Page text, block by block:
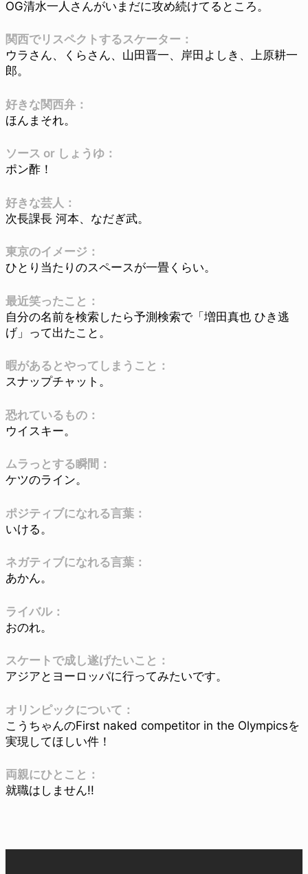
OG清水一人さんがいまだに攻め続けてるところ。
関西でリスペクトするスケーター：
ウラさん、くらさん、山田晋一、岸田よしき、上原耕一
郎。
好きな関西弁：
ほんまそれ。
ソース or しょうゆ：
ポン酢！
好きな芸人：
次長課長 河本、なだぎ武。
東京のイメージ：
ひとり当たりのスペースが一畳くらい。
最近笑ったこと：
自分の名前を検索したら予測検索で「増田真也 ひき逃
げ」って出たこと。
暇があるとやってしまうこと：
スナップチャット。
恐れているもの：
ウイスキー。
ムラっとする瞬間：
ケツのライン。
ポジティブになれる言葉：
いける。
ネガティブになれる言葉：
あかん。
ライバル：
おのれ。
スケートで成し遂げたいこと：
アジアとヨーロッパに行ってみたいです。
オリンピックについて：
こうちゃんのFirst naked competitor in the Olympicsを
実現してほしい件！
両親にひとこと：
就職はしません!!